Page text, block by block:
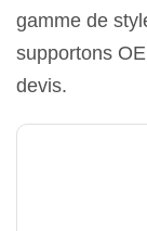
gamme de
supportons
devis.